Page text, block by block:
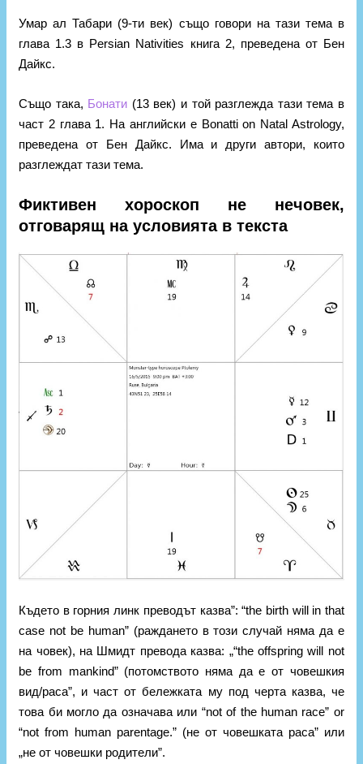
Умар ал Табари (9-ти век) също говори на тази тема в
глава 1.3 в Persian Nativities книга 2, преведена от Бен
Дайкс.
Също така, Бонати (13 век) и той разглежда тази тема в
част 2 глава 1. На английски е Bonatti on Natal Astrology,
преведена от Бен Дайкс. Има и други автори, които
разглеждат тази тема.
Фиктивен хороскоп не нечовек,
отговарящ на условията в текста
Където в горния линк преводът казва”: “the birth will in that
case not be human” (раждането в този случай няма да е
на човек), на Шмидт превода казва: „“the offspring will not
be from mankind” (потомството няма да е от човешкия
вид/раса”, и част от бележката му под черта казва, че
това би могло да означава или “not of the human race” or
“not from human parentage.” (не от човешката раса” или
„не от човешки родители”.